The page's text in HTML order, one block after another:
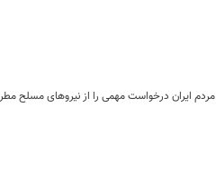
مردم ایران درخواست مهمی را از نیروهای مسلح